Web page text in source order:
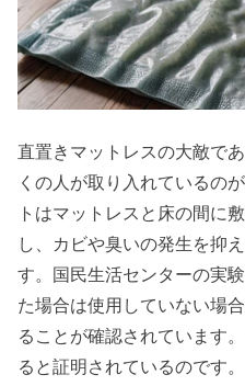
直置きマットレスの大敵で
くの人が取り入れているの
トはマットレスと床の間に
し、カビや臭いの発生を抑
す。国民生活センターの実
た場合は使用していない場
ることが確認されています
ると証明されているのです。